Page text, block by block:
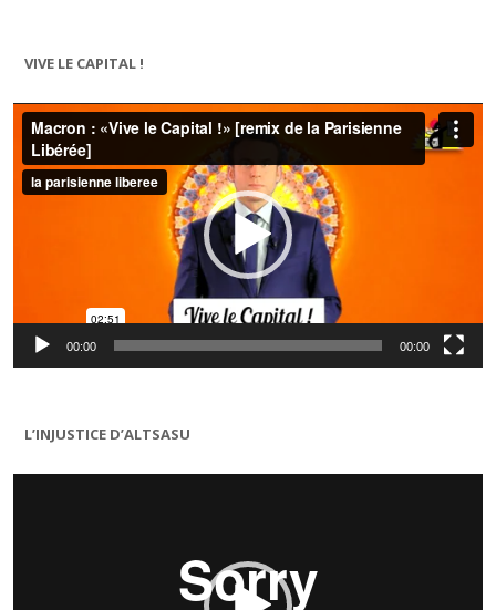
VIVE LE CAPITAL !
Lecteur
vidéo
00:00 00:00
L’INJUSTICE D’ALTSASU
Lecteur